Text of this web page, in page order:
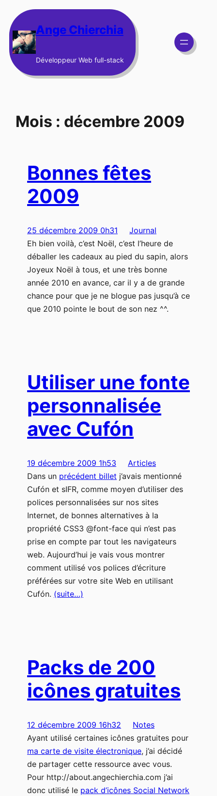
au
contenu Ange Chierchia
Développeur Web full-stack
Mois : décembre 2009
Bonnes fêtes
2009
25 décembre 2009 0h31
Journal
Eh bien voilà, c’est Noël, c’est l’heure de
déballer les cadeaux au pied du sapin, alors
Joyeux Noël à tous, et une très bonne
année 2010 en avance, car il y a de grande
chance pour que je ne blogue pas jusqu’à ce
que 2010 pointe le bout de son nez ^^.
Utiliser une fonte
personnalisée
avec Cufón
19 décembre 2009 1h53
Articles
Dans un précédent billet j’avais mentionné
Cufón et sIFR, comme moyen d’utiliser des
polices personnalisées sur nos sites
Internet, de bonnes alternatives à la
propriété CSS3 @font-face qui n’est pas
prise en compte par tout les navigateurs
web. Aujourd’hui je vais vous montrer
comment utilisé vos polices d’écriture
préférées sur votre site Web en utilisant
Cufón. (suite…)
Packs de 200
icônes gratuites
12 décembre 2009 16h32
Notes
Ayant utilisé certaines icônes gratuites pour
ma carte de visite électronique, j’ai décidé
de partager cette ressource avec vous.
Pour http://about.angechierchia.com j’ai
donc utilisé le pack d’icônes Social Network